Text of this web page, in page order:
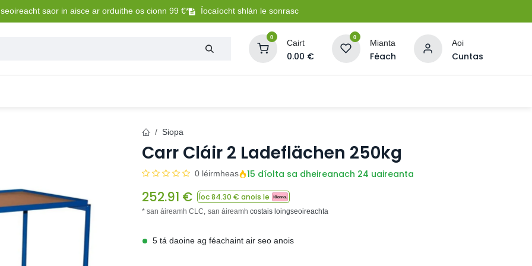
saor in aisce ar orduithe os cionn 99 €* Íocaíocht shlán le sonrasc
0
Cairt
0.00 €
0
Mianta
Féach
Aoi
Cuntas
Siopa
Carr Cláir 2 Ladeflächen 250kg
0 léirmheas 15 díolta sa dheireanach 24 uaireanta
252.91 € Íoc84.30 € anois le
* san áireamh CLC, san áireamh costais loingseoireachta
5 tá daoine ag féachaint air seo anois